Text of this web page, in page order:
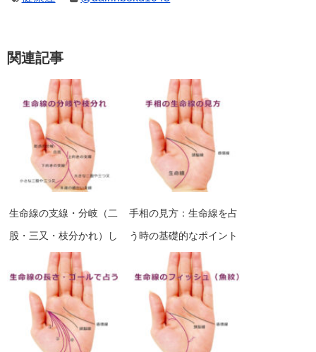
関連記事
生命線の支線・分岐（二
股・三又・枝分かれ）し
ている手相いろいろ一覧
手相の見方：生命線を占
う時の基礎的なポイント